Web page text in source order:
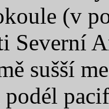
(v
Severní
sušší